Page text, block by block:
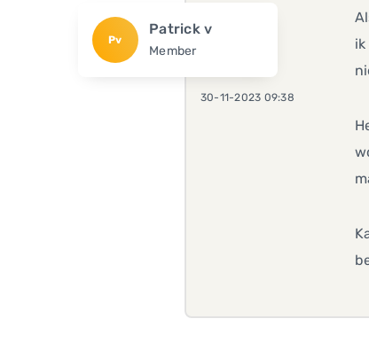
Pv
Patrick v
Member
30-11-2023 09:38